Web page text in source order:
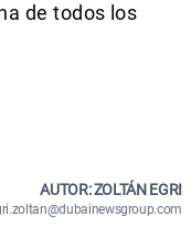
de todos los
AUTOR: ZOLTÁN EGRI